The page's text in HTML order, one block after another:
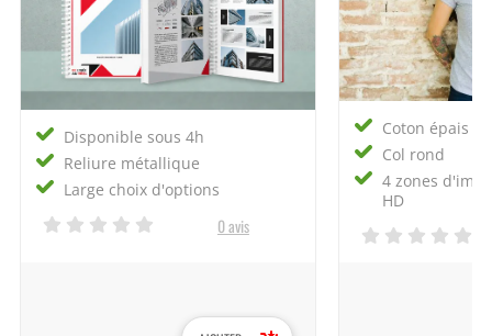
Disponible sous 4h
Reliure métallique
Large choix d'options
0 avis
Coton épais
Col rond
4 zones
HD